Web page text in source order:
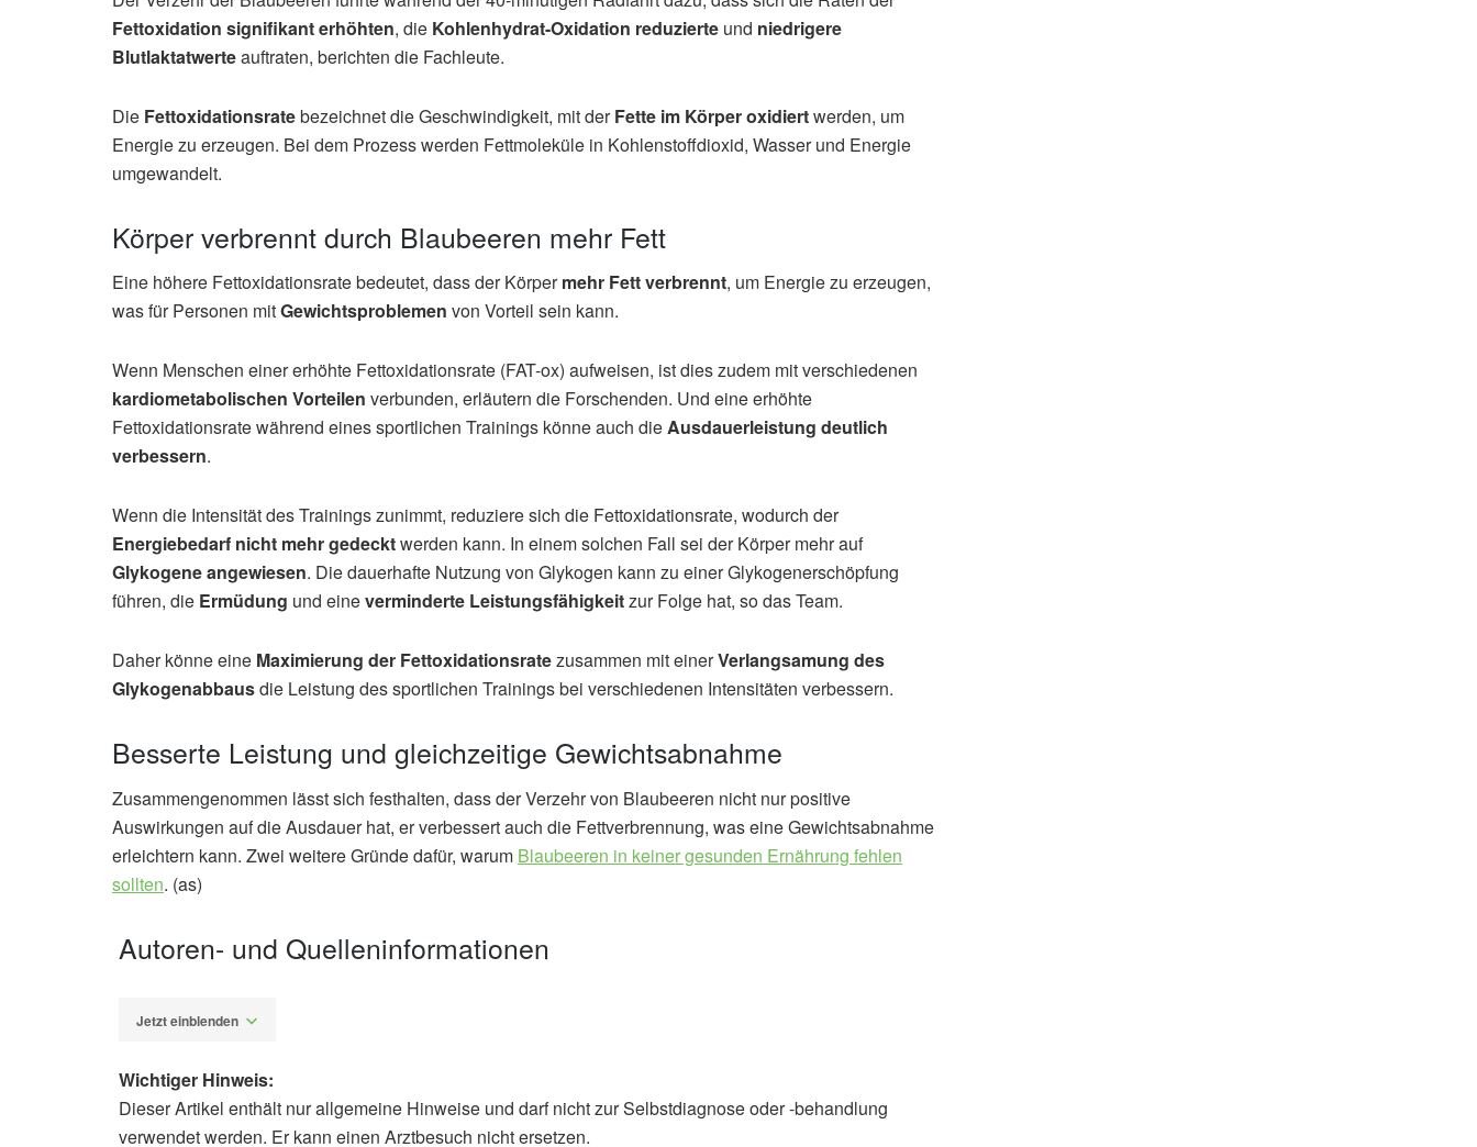
Fettoxidation signifikant erhöhten, die Kohlenhydrat-Oxidation reduzierte und niedrigere
Blutlaktatwerteauftraten, berichten die Fachleute.
Die Fettoxidationsratebezeichnet die Geschwindigkeit, mit derFette im Körper oxidiertwerden, um
Energie zu erzeugen. Bei dem Prozess werden Fettmoleküle in Kohlenstoffdioxid, Wasser und Energie
umgewandelt.
Körper verbrennt durch Blaubeeren mehr Fett
Eine höhere Fettoxidationsrate bedeutet, dass der Körpermehr Fett verbrennt, um Energie zu erzeugen,
was für Personen mitGewichtsproblemen von Vorteil sein kann.
Wenn Menschen einer erhöhte Fettoxidationsrate (FAT-ox) aufweisen, ist dies zudem mit verschiedenen
kardiometabolischen Vorteilen verbunden, erläutern die Forschenden. Und eine erhöhte
Fettoxidationsrate während eines sportlichen Trainings könne auch dieAusdauerleistung deutlich
verbessern.
Wenn die Intensität des Trainings zunimmt, reduziere sich die Fettoxidationsrate, wodurch der
Energiebedarf nicht mehr gedecktwerden kann. In einem solchen Fall sei der Körper mehr auf
Glykogene angewiesen. Die dauerhafte Nutzung von Glykogen kann zu einer Glykogenerschöpfung
führen, die Ermüdung und eineverminderte Leistungsfähigkeitzur Folge hat, so das Team.
Daher könne eine Maximierung der Fettoxidationsratezusammen mit einerVerlangsamung des
Glykogenabbausdie Leistung des sportlichen Trainings bei verschiedenen Intensitäten verbessern.
Besserte Leistung und gleichzeitige Gewichtsabnahme
Zusammengenommen lässt sich festhalten, dass der Verzehr von Blaubeeren nicht nur positive
Auswirkungen auf die Ausdauer hat, er verbessert auch die Fettverbrennung, was eine Gewichtsabnahme
erleichtern kann. Zwei weitere Gründe dafür, warum Blaubeeren in keiner gesunden Ernährung fehlen
sollten. (as)
Autoren- und Quelleninformationen
Jetzt einblenden
Alexander Stindt
Wichtiger Hinweis:
Dieser Artikel enthält nur allgemeine Hinweise und darf nicht zur Selbstdiagnose oder -behandlung
verwendet werden. Er kann einen Arztbesuch nicht ersetzen.